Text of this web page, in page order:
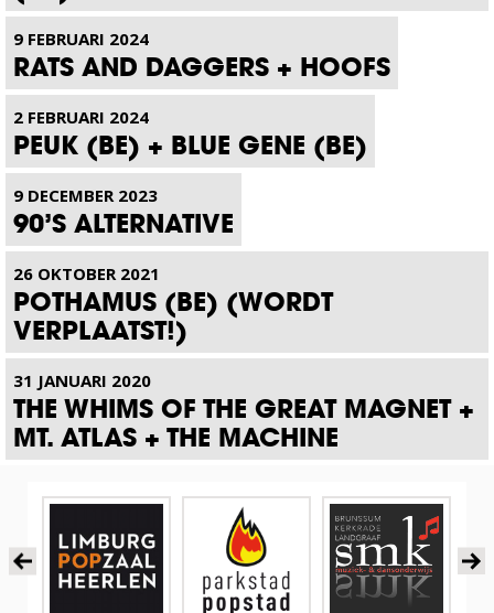
9 FEBRUARI 2024
RATS AND DAGGERS + HOOFS
2 FEBRUARI 2024
PEUK (BE) + BLUE GENE (BE)
9 DECEMBER 2023
90’S ALTERNATIVE
26 OKTOBER 2021
POTHAMUS (BE) (WORDT
VERPLAATST!)
31 JANUARI 2020
THE WHIMS OF THE GREAT MAGNET +
MT. ATLAS + THE MACHINE